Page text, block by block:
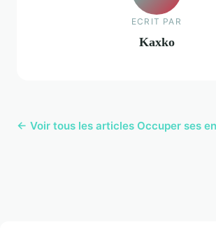
ECRIT PAR
Kaxko
← Voir tous les articles Occuper ses